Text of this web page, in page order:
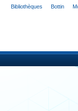
Bibliothèques Bottin